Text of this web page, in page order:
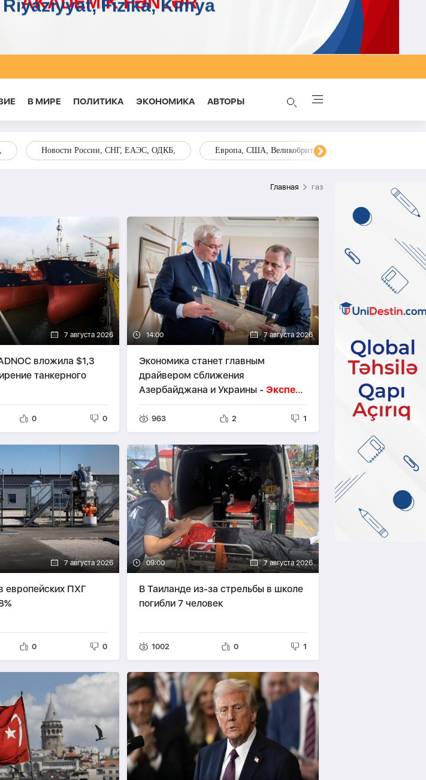
В МИРЕ ПОЛИТИКА ЭКОНОМИКА AВТОРЫ
Новости России, СНГ, ЕАЭС, ОДКБ, Европа, США, Великобритания, Украина, Запад,
Главная газ
7 августа 2026
вложила $1,3
танкерного
0 0
14:00 7 августа 2026
Экономика станет главным
драйвером сближения
Азербайджана и Украины - Эксперт
о визите Байрамова в Киев
963 2 1
7 августа 2026
европейских ПХГ
0 0
09:00 7 августа 2026
В Таиланде из-за стрельбы в школе
погибли 7 человек
1002 0 1